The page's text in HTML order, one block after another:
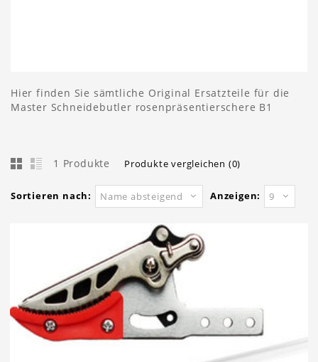
Hier finden Sie sämtliche Original Ersatzteile für die
Master Schneidebutler rosenpräsentierschere B1
1 Produkte Produkte vergleichen (0)
Sortieren nach: Name absteigend Anzeigen: 9